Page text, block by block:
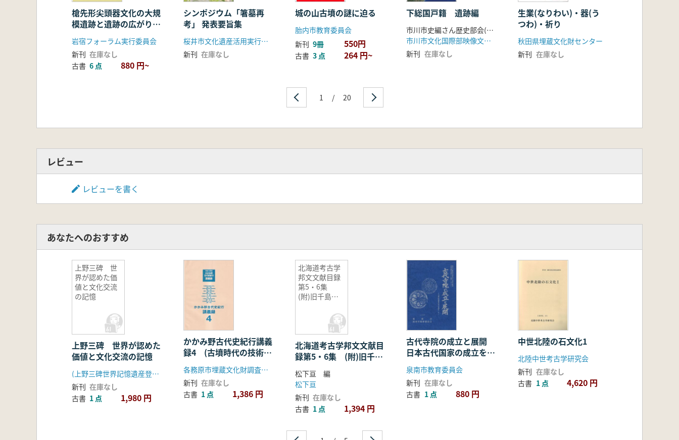
槍先形尖頭器文化の大規
模遺跡と遺跡の広がり
武井遺跡発掘60周年
岩宿フォーラム実行委員会
新刊 在庫なし
古書 6 点 880 円~
シンポジウム「箸墓再
考」 発表要旨集
桜井市文化遺産活用実行委員会
新刊 在庫なし
城の山古墳の謎に迫る
胎内市教育委員会
新刊 9冊 550円
古書 3 点 264 円~
下総国戸籍 遺跡編
市川市史編さん歴史部会(古代)
市川市文化国際部映像文化センター
新刊 在庫なし
生業(なりわい)・器(う
つわ)・祈り
秋田県埋蔵文化財センター
新刊 在庫なし
1 / 20
レビュー
レビューを書く
あなたへのおすすめ
上野三碑 世
界が認めた価
値と文化交流
の記憶
上野三碑 世界が認めた
価値と文化交流の記憶
(上野三碑世界記憶遺産登録推進協議会)
新刊 在庫なし
古書 1 点 1,980 円
かかみ野古代史紀行講義
録4 (古墳時代の技術と
文化)
各務原市埋蔵文化財調査センター
新刊 在庫なし
古書 1 点 1,386 円
北海道考古学
邦文文献目録
第5・6集
(附)旧千島・
邦文文献目録
北海道考古学邦文文献目
録第5・6集 (附)旧千
島・旧樺太考古学邦文文
献目録
松下亘 編
松下亘
新刊 在庫なし
古書 1 点 1,394 円
古代寺院の成立と展開
日本古代国家の成立を探
る・5
泉南市教育委員会
新刊 在庫なし
古書 1 点 880 円
中世北陸の石文化1
北陸中世考古学研究会
新刊 在庫なし
古書 1 点 4,620 円